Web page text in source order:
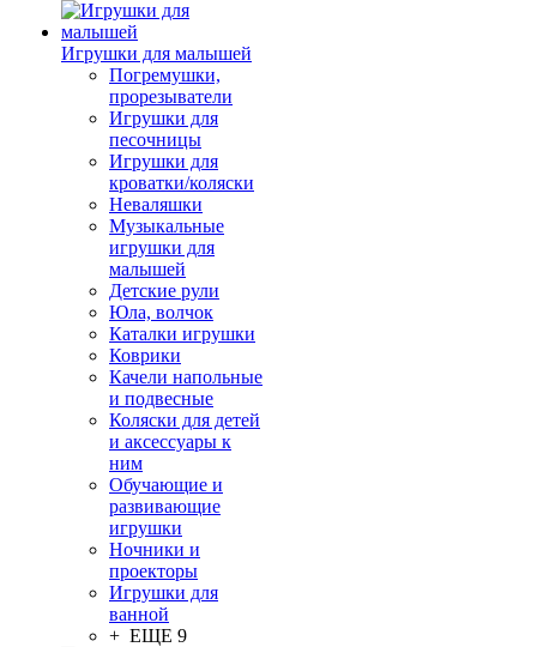
Игрушки для малышей
Погремушки,
прорезыватели
Игрушки для
песочницы
Игрушки для
кроватки/коляски
Неваляшки
Музыкальные
игрушки для
малышей
Детские рули
Юла, волчок
Каталки игрушки
Коврики
Качели напольные
и подвесные
Коляски для детей
и аксессуары к
ним
Обучающие и
развивающие
игрушки
Ночники и
проекторы
Игрушки для
ванной
+ ЕЩЕ 9